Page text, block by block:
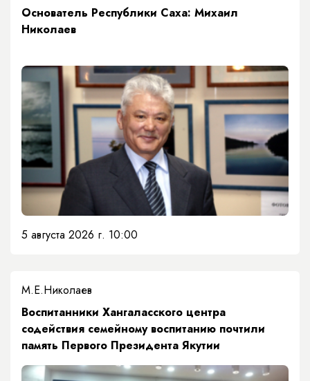
Основатель Республики Саха: Михаил
Николаев
5 августа 2026 г. 10:00
М.Е.Николаев
​Воспитанники Хангаласского центра
содействия семейному воспитанию почтили
память Первого Президента Якутии